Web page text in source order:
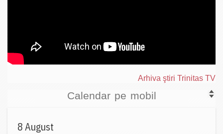
Arhiva ştiri Trinitas TV
Calendar pe mobil
8 August